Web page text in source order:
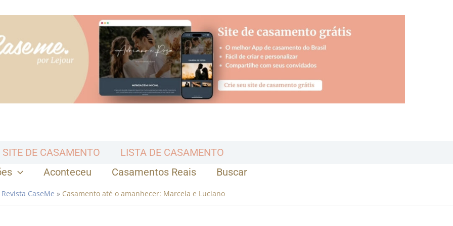
SITE DE CASAMENTO
LISTA DE CASAMENTO
Aconteceu Casamentos Reais Buscar
Revista CaseMe » Casamento até o amanhecer: Marcela e Luciano